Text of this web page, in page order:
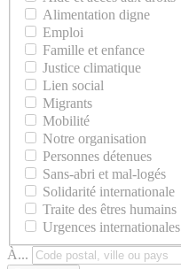
Alimentation digne
Emploi
Famille et enfance
Justice climatique
Lien social
Migrants
Mobilité
Notre organisation
Personnes détenues
Sans-abri et mal-logés
Solidarité internationale
Traite des êtres humains
Urgences internationales
À...